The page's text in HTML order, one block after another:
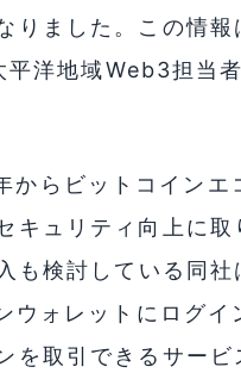
りました。この情
洋地域Web3担当
らビットコインエ
キュリティ向上に
も検討している同
ウォレットにログ
を取引できるサー